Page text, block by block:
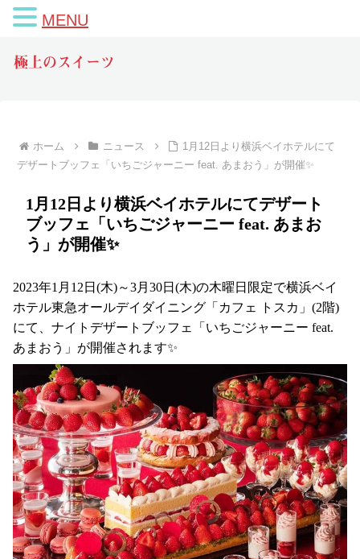
極上のスイーツ
ホーム ニュース
1月12日より横浜ベイホテルにて
デザートブッフェ「いちごジャーニー feat. あまおう」が開催✨
1月12日より横浜ベイホテルにてデザート
ブッフェ「いちごジャーニー feat. あまお
う」が開催✨
2023年1月12日(木)～3月30日(木)の木曜日限定で横浜ベイ
ホテル東急オールデイダイニング「カフェ トスカ」(2階)
にて、ナイトデザートブッフェ「いちごジャーニー feat.
あまおう」が開催されます✨
MENU